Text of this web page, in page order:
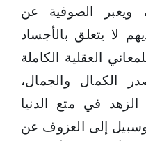
ويعبر الصوفية عن
لا يتعلق بالأجساد
العقلية الكاملة
الكمال والجمال،
في متع الدنيا
إلى العزوف عن